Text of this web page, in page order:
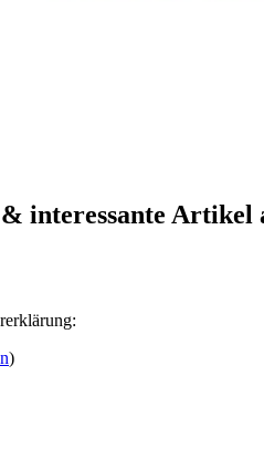
interessante Artikel
)